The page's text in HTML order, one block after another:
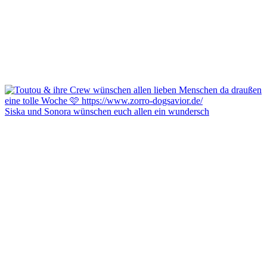
Siska und Sonora wünschen euch allen ein wundersch